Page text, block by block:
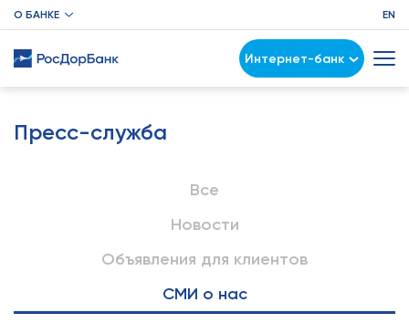
О БАНКЕ EN
Интернет-банк
Пресс-служба
Все
Новости
Объявления для клиентов
СМИ о нас